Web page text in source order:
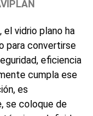
el vidrio plano ha
para convertirse
eficiencia
cumpla ese
es
se coloque de